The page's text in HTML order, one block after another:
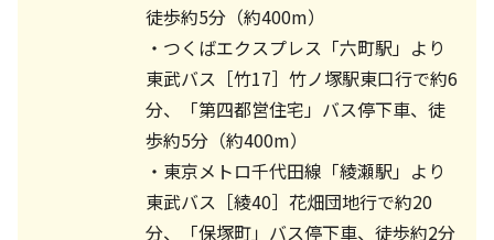
徒歩約5分（約400m）
・つくばエクスプレス「六町駅」より
東武バス［竹17］竹ノ塚駅東口行で約6
分、「第四都営住宅」バス停下車、徒
歩約5分（約400m）
・東京メトロ千代田線「綾瀬駅」より
東武バス［綾40］花畑団地行で約20
分、「保塚町」バス停下車、徒歩約2分